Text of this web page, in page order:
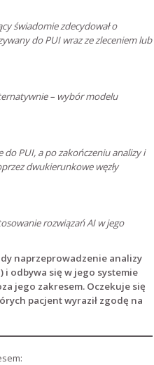
świadomie zdecydował o
do PUI wraz ze zleceniem lub
– wybór modelu
do PUI, a po zakończeniu analizy i
dwukierunkowe węzły
rozwiązań AI w jego
naprzeprowadzenie analizy
odbywa się w jego systemie
jego zakresem. Oczekuje się
pacjent wyraził zgodę na